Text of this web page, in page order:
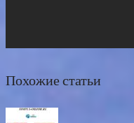
Похожие статьи